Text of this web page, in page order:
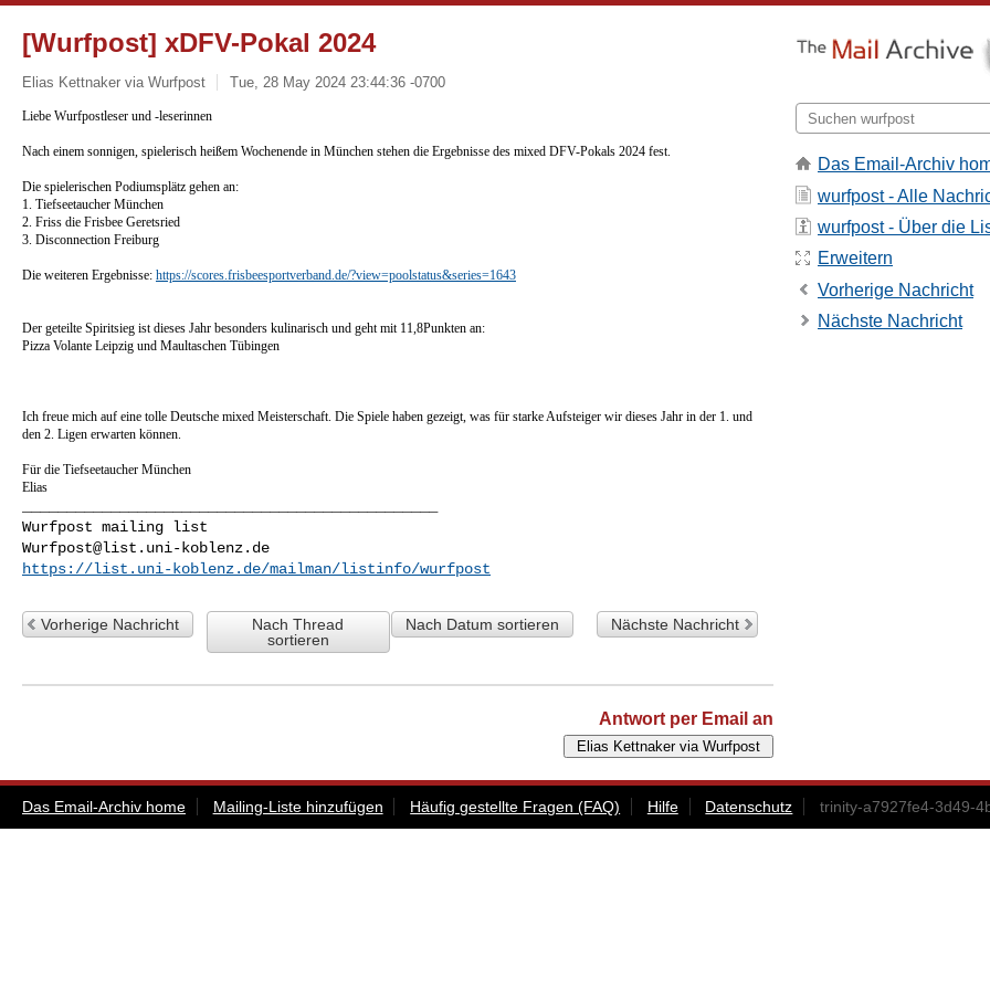
[Wurfpost] xDFV-Pokal 2024
Elias Kettnaker via Wurfpost Tue, 28 May 2024 23:44:36 -0700
Liebe Wurfpostleser und -leserinnen
Nach einem sonnigen, spielerisch heißem Wochenende in München stehen die Ergebnisse des mixed DFV-Pokals 2024 fest.
Die spielerischen Podiumsplätz gehen an:
1. Tiefseetaucher München
2. Friss die Frisbee Geretsried
3. Disconnection Freiburg
Die weiteren Ergebnisse: https://scores.frisbeesportverband.de/?view=poolstatus&series=1643
Der geteilte Spiritsieg ist dieses Jahr besonders kulinarisch und geht mit 11,8Punkten an:
Pizza Volante Leipzig und Maultaschen Tübingen
Ich freue mich auf eine tolle Deutsche mixed Meisterschaft. Die Spiele haben gezeigt, was für starke Aufsteiger wir dieses Jahr in der 1. und
den 2. Ligen erwarten können.
Für die Tiefseetaucher München
Elias
Wurfpost@list.uni-koblenz.de
https://list.uni-koblenz.de/mailman/listinfo/wurfpost
Vorherige Nachricht
Nach Thread
sortieren
Nach Datum sortieren Nächste Nachricht
Antwort per Email an
Das Email-Archiv
wurfpost - Alle
wurfpost - Über die
Erweitern
Vorherige Nachricht
Nächste Nachricht
Das Email-Archiv home Mailing-Liste hinzufügen Häufig gestellte Fragen (FAQ) Hilfe Datenschutz trinity-a7927fe4-3d49-